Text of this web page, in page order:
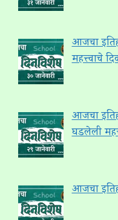
आजचा
महत्त्वाचे
आजचा
घडलेली
आजचा